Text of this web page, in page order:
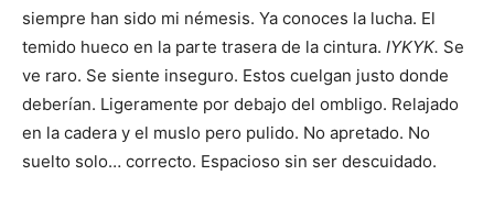
siempre han sido mi némesis. Ya conoces la lucha. El
temido hueco en la parte trasera de la cintura. IYKYK. Se
ve raro. Se siente inseguro. Estos cuelgan justo donde
deberían. Ligeramente por debajo del ombligo. Relajado
en la cadera y el muslo pero pulido. No apretado. No
suelto solo… correcto. Espacioso sin ser descuidado.